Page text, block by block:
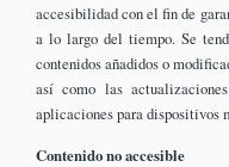
accesibilidad con el fin de
a lo largo del tiempo. Se
contenidos añadidos o
así como las
aplicaciones para dispositivos
Contenido no accesible